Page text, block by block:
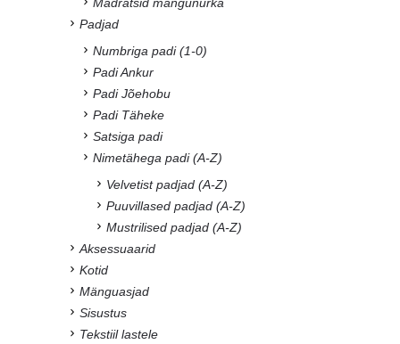
Padjad
Numbriga padi (1-0)
Padi Ankur
Padi Jõehobu
Padi Täheke
Satsiga padi
Nimetähega padi (A-Z)
Velvetist padjad (A-Z)
Puuvillased padjad (A-Z)
Mustrilised padjad (A-Z)
Aksessuaarid
Kotid
Mänguasjad
Sisustus
Tekstiil lastele